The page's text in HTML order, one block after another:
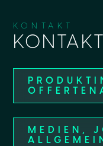
KONTAKT
MEDIEN,